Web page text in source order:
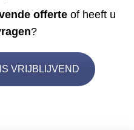
offerte of heeft u
?
VRIJBLIJVEND